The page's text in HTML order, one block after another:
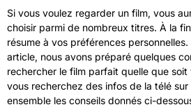
Si vous voulez regarder un film, vous
choisir parmi de nombreux titres. À la
résume à vos préférences
article, nous avons préparé quelques
rechercher le film parfait quelle que
vous recherchez des infos de la télé
ensemble les conseils donnés ci-